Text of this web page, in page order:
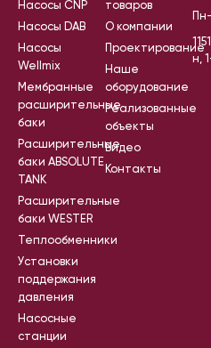
Насосы CNP
Насосы DAB
Насосы
Wellmix
Мембранные
расширительные
баки
Расширительные
баки ABSOLUTE
TANK
Расширительные
баки WESTER
Теплообменники
Установки
поддержания
давления
Насосные
станции
товаров
О компании
Проектирование
Наше
оборудование
Реализованные
объекты
Видео
Контакты
н,